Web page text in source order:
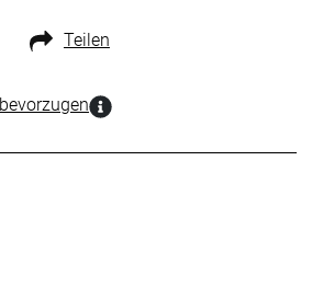
Teilen